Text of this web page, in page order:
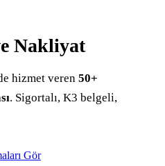
Nakliyat
hizmet veren 50+
. Sigortalı, K3 belgeli,
Gör